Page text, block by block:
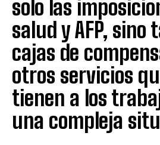
solo las
salud y AFP, sino
cajas de
otros servicios
tienen a los
una compleja